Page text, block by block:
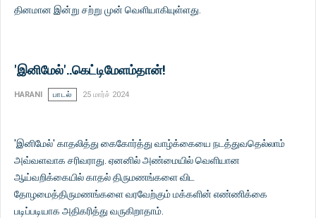
தினமான இன்று சற்று முன் வெளியாகியுள்ளது.
'இனிமேல்'..கெட்டிமேளம்தான்!
HARANI பாடல் 25 மார்ச் 2024
'இனிமேல்' காதலித்து கைகோர்த்து வாழ்க்கையை நடத்துவதெல்லாம்
அவ்வளவாக சரிவராது. ஏனனில் அண்மையில் வெளியான
ஆய்வறிக்கையில் காதல் திருமணங்களை விட
தோழமைத்திருமணங்களை வரவேற்கும் மக்களின் எண்ணிக்கை
படிப்படியாக அதிகரித்து வருகிறாதாம்.